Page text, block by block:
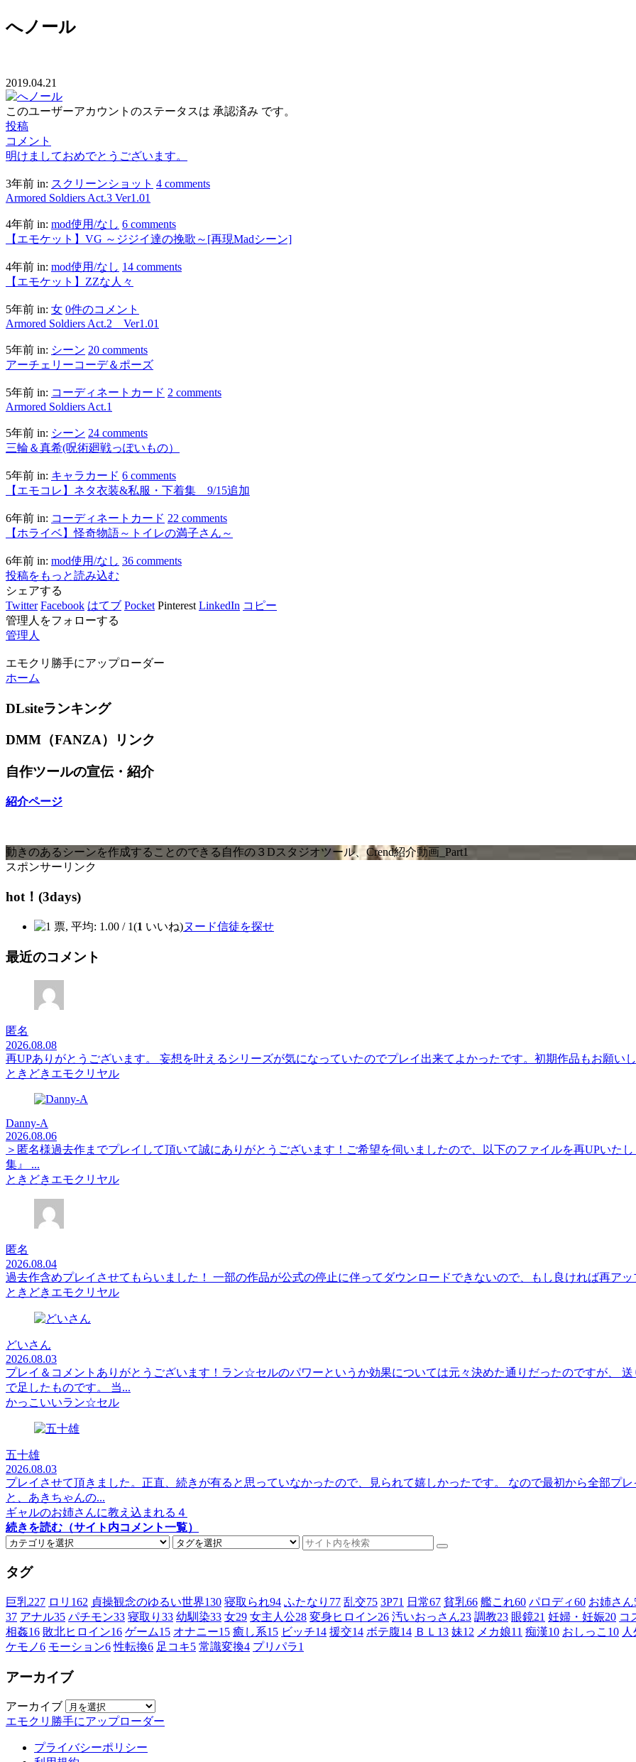
へノール
2019.04.21
このユーザーアカウントのステータスは 承認済み です。
投稿
コメント
明けましておめでとうございます。
3年前 in: スクリーンショット 4 comments
Armored Soldiers Act.3 Ver1.01
4年前 in: mod使用/なし 6 comments
【エモケット】VG ～ジジイ達の挽歌～[再現Madシーン]
4年前 in: mod使用/なし 14 comments
【エモケット】ZZな人々
5年前 in: 女 0件のコメント
Armored Soldiers Act.2 Ver1.01
5年前 in: シーン 20 comments
アーチェリーコーデ＆ポーズ
5年前 in: コーディネートカード 2 comments
Armored Soldiers Act.1
5年前 in: シーン 24 comments
三輪＆真希(呪術廻戦っぽいもの）
5年前 in: キャラカード 6 comments
【エモコレ】ネタ衣装&私服・下着集 9/15追加
6年前 in: コーディネートカード 22 comments
【ホライベ】怪奇物語～トイレの満子さん～
6年前 in: mod使用/なし 36 comments
投稿をもっと読み込む
シェアする
Twitter Facebook はてブ Pocket Pinterest LinkedIn コピー
管理人をフォローする
管理人
エモクリ勝手にアップローダー
ホーム
DLsiteランキング
DMM（FANZA）リンク
自作ツールの宣伝・紹介
紹介ページ
動きのあるシーンを作成することのできる自作の３Dスタジオツール、Crend紹介動画_Part1
スポンサーリンク
hot！(3days)
(1 いいね)ヌード信徒を探せ
最近のコメント
匿名
2026.08.08
再UPありがとうございます。 妄想を叶えるシリーズが気になっていたのでプレイ出来てよかったです。初期作品もお願い
ときどきエモクリヤル
Danny-A
2026.08.06
＞匿名様過去作までプレイして頂いて誠にありがとうございます！ご希望を伺いましたので、以下のファイルを再UPいた
集』 ...
ときどきエモクリヤル
匿名
2026.08.04
過去作含めプレイさせてもらいました！ 一部の作品が公式の停止に伴ってダウンロードできないので、もし良ければ再ア
ときどきエモクリヤル
どいさん
2026.08.03
プレイ＆コメントありがとうございます！ラン☆セルのパワーというか効果については元々決めた通りだったのですが、
で足したものです。 当...
かっこいいラン☆セル
五十雄
2026.08.03
プレイさせて頂きました。正直、続きが有ると思っていなかったので、見られて嬉しかったです。 なので最初から全部プ
と、あきちゃんの...
ギャルのお姉さんに教え込まれる４
続きを読む（サイト内コメント一覧）
タグ
巨乳227 ロリ 162 貞操観念のゆるい世界130 寝取られ94 ふたなり 77 乱交75 3P71 日常67 貧乳66 艦これ60 パロディ60 お姉さん
37 アナル35 パチモン33 寝取り 33 幼馴染33 女29 女主人公28 変身ヒロイン26 汚いおっさん23 調教23 眼鏡21 妊婦・妊娠20 コ
相姦16 敗北ヒロイン16 ゲーム15 オナニー15 癒し系15 ビッチ14 援交14 ボテ腹14 ＢＬ 13 妹12 メカ娘11 痴漢10 おしっこ 10
ケモノ6 モーション6 性転換6 足コキ5 常識変換4 プリパラ1
アーカイブ
アーカイブ
エモクリ勝手にアップローダー
プライバシーポリシー